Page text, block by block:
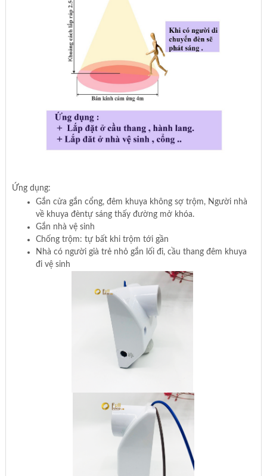
Ứng dụng:
Gắn cửa gắn cổng, đêm khuya không sợ trộm, Người nhà
về khuya đèntự sáng thấy đường mở khóa.
Gắn nhà vệ sinh
Chống trộm: tự bất khi trộm tới gần
Nhà có người già trẻ nhỏ gắn lối đi, cầu thang đêm khuya
đi vệ sinh